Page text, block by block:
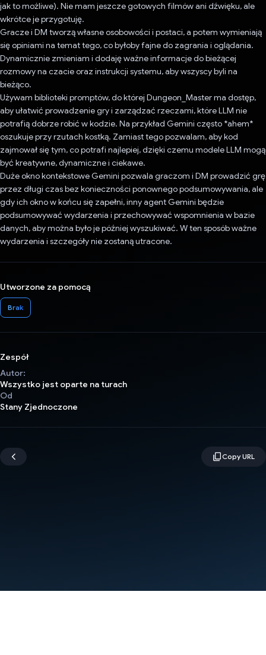
jak to możliwe). Nie mam jeszcze gotowych filmów ani dźwięku, ale
wkrótce je przygotuję.
Gracze i DM tworzą własne osobowości i postaci, a potem wymieniają
się opiniami na temat tego, co byłoby fajne do zagrania i oglądania.
Dynamicznie zmieniam i dodaję ważne informacje do bieżącej
rozmowy na czacie oraz instrukcji systemu, aby wszyscy byli na
bieżąco.
Używam biblioteki promptów, do której Dungeon_Master ma dostęp,
aby ułatwić prowadzenie gry i zarządzać rzeczami, które LLM nie
potrafią dobrze robić w kodzie. Na przykład Gemini często *ahem*
oszukuje przy rzutach kostką. Zamiast tego pozwalam, aby kod
zajmował się tym, co potrafi najlepiej, dzięki czemu modele LLM mogą
być kreatywne, dynamiczne i ciekawe.
Duże okno kontekstowe Gemini pozwala graczom i DM prowadzić grę
przez długi czas bez konieczności ponownego podsumowywania, ale
gdy ich okno w końcu się zapełni, inny agent Gemini będzie
podsumowywać wydarzenia i przechowywać wspomnienia w bazie
danych, aby można było je później wyszukiwać. W ten sposób ważne
wydarzenia i szczegóły nie zostaną utracone.
Utworzone za pomocą
Brak
Zespół
Autor:
Wszystko jest oparte na turach
Od
Stany Zjednoczone